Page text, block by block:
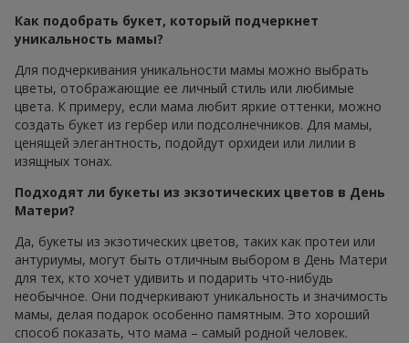
Как подобрать букет, который подчеркнет
уникальность мамы?
Для подчеркивания уникальности мамы можно выбрать
цветы, отображающие ее личный стиль или любимые
цвета. К примеру, если мама любит яркие оттенки, можно
создать букет из гербер или подсолнечников. Для мамы,
ценящей элегантность, подойдут орхидеи или лилии в
изящных тонах.
Подходят ли букеты из экзотических цветов в День
Матери?
Да, букеты из экзотических цветов, таких как протеи или
антуриумы, могут быть отличным выбором в День Матери
для тех, кто хочет удивить и подарить что-нибудь
необычное. Они подчеркивают уникальность и значимость
мамы, делая подарок особенно памятным. Это хороший
способ показать, что мама – самый родной человек.